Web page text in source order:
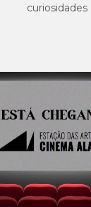
curiosidades